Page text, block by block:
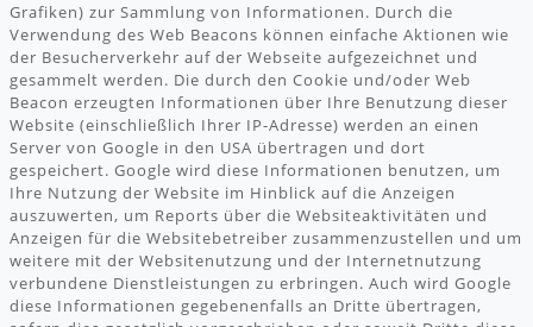
Grafiken) zur Sammlung von Informationen. Durch die
Verwendung des Web Beacons können einfache Aktionen wie
der Besucherverkehr auf der Webseite aufgezeichnet und
gesammelt werden. Die durch den Cookie und/oder Web
Beacon erzeugten Informationen über Ihre Benutzung dieser
Website (einschließlich Ihrer IP-Adresse) werden an einen
Server von Google in den USA übertragen und dort
gespeichert. Google wird diese Informationen benutzen, um
Ihre Nutzung der Website im Hinblick auf die Anzeigen
auszuwerten, um Reports über die Websiteaktivitäten und
Anzeigen für die Websitebetreiber zusammenzustellen und um
weitere mit der Websitenutzung und der Internetnutzung
verbundene Dienstleistungen zu erbringen. Auch wird Google
diese Informationen gegebenenfalls an Dritte übertragen,